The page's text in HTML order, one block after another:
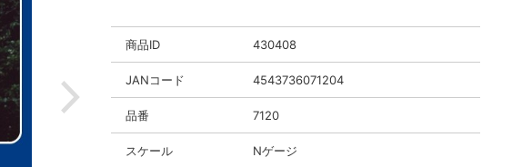
商品ID 430408
JANコード 4543736071204
品番 7120
スケール Nゲージ